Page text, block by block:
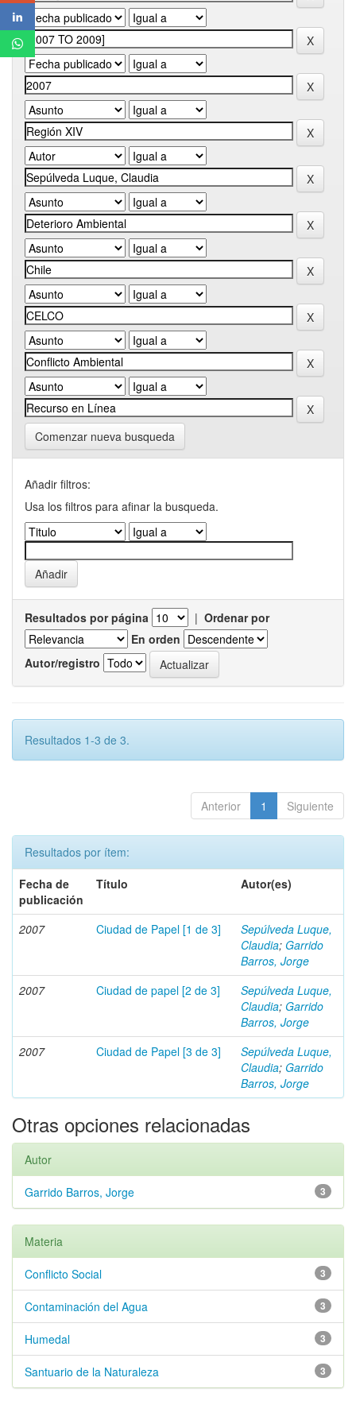
Comenzar nueva busqueda
Añadir filtros:
Usa los filtros para afinar la busqueda.
Resultados por página | Ordenar por
En orden
Autor/registro
Resultados 1-3 de 3.
Anterior 1 Siguiente
Resultados por ítem:
Fecha de
publicación
Título Autor(es)
2007 Ciudad de Papel [1 de 3]
Sepúlveda Luque,
Claudia; Garrido
Barros, Jorge
2007
Ciudad de papel [2 de 3]
Sepúlveda Luque,
Claudia; Garrido
Barros, Jorge
2007
Ciudad de Papel [3 de 3]
Sepúlveda Luque,
Claudia; Garrido
Barros, Jorge
Otras opciones relacionadas
Autor
3
Garrido Barros, Jorge
Materia
3
Conflicto Social
3
Contaminación del Agua
3
Humedal
3
Santuario de la Naturaleza